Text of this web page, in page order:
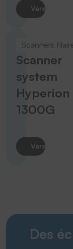
Vers le
Scanners
Scanner
system
Hyperion
1300G
Vers le
Des